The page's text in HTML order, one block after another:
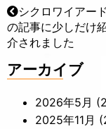
シクロワイアード
の記事に少しだけ
介されました
アーカイブ
2026年5月
2025年11月